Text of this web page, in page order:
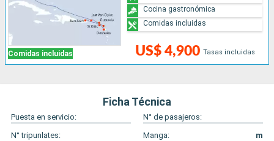
Comidas incluidas US$ 4,900 Tasas incluidas
Cocina gastronómica
Comidas incluidas
Ficha Técnica
Puesta en servicio:
N° de pasajeros:
N° tripunlates:
Manga:
m